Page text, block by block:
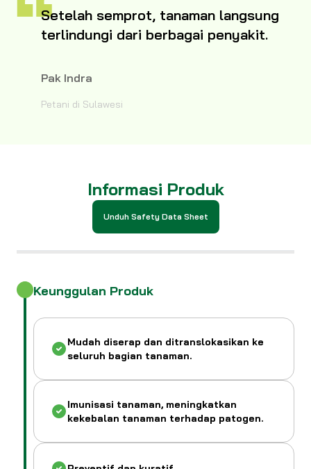
Setelah semprot, tanaman langsung
terlindungi dari berbagai penyakit.
Pak Indra
Petani di Sulawesi
Informasi Produk
Unduh Safety Data Sheet
Keunggulan Produk
Mudah diserap dan ditranslokasikan ke
seluruh bagian tanaman.
Imunisasi tanaman, meningkatkan
kekebalan tanaman terhadap patogen.